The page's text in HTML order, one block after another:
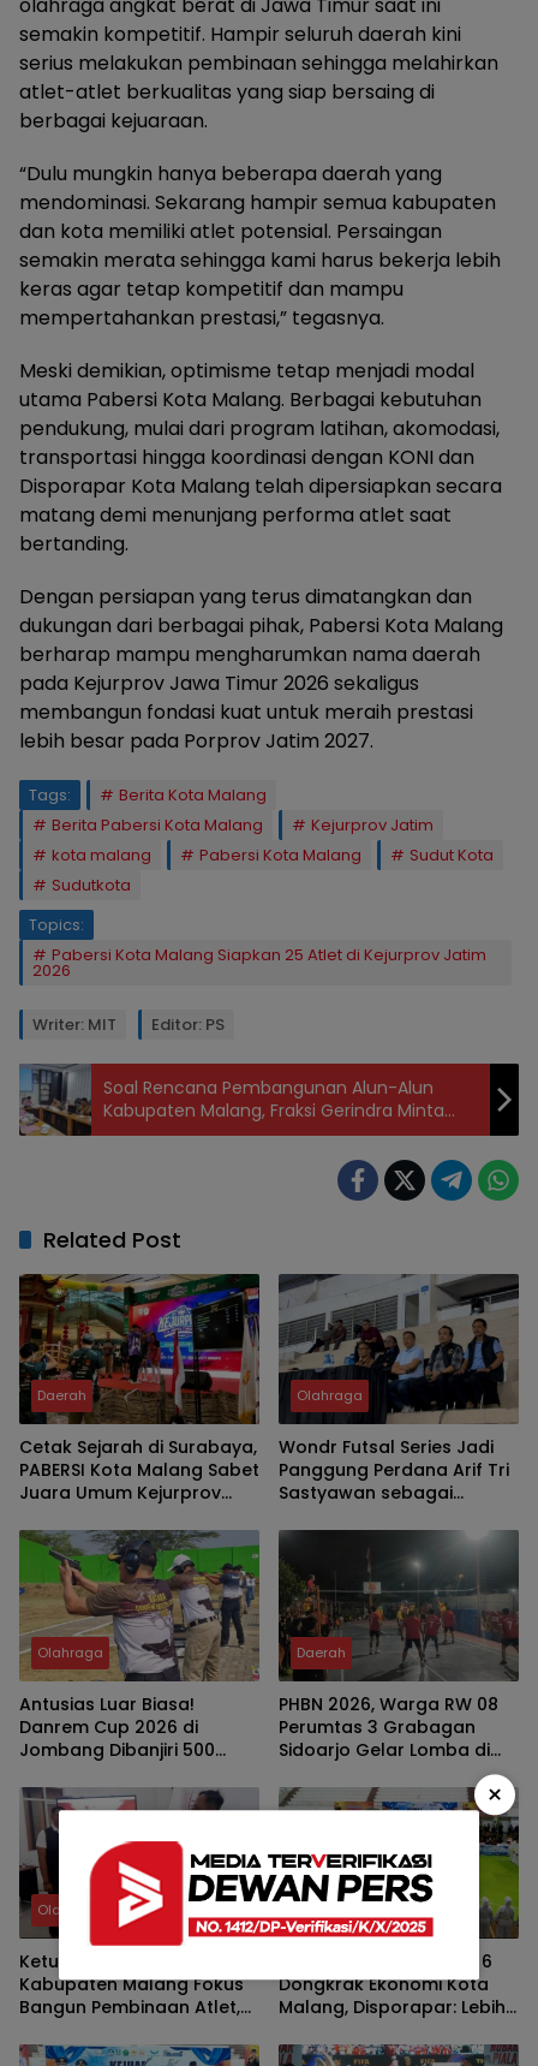
semakin kompetitif. Hampir seluruh daerah kini
serius melakukan pembinaan sehingga melahirkan
atlet-atlet berkualitas yang siap bersaing di
berbagai kejuaraan.
“Dulu mungkin hanya beberapa daerah yang
mendominasi. Sekarang hampir semua kabupaten
dan kota memiliki atlet potensial. Persaingan
semakin merata sehingga kami harus bekerja lebih
keras agar tetap kompetitif dan mampu
mempertahankan prestasi,” tegasnya.
Meski demikian, optimisme tetap menjadi modal
utama Pabersi Kota Malang. Berbagai kebutuhan
pendukung, mulai dari program latihan, akomodasi,
transportasi hingga koordinasi dengan KONI dan
Disporapar Kota Malang telah dipersiapkan secara
matang demi menunjang performa atlet saat
bertanding.
Dengan persiapan yang terus dimatangkan dan
dukungan dari berbagai pihak, Pabersi Kota Malang
berharap mampu mengharumkan nama daerah
pada Kejurprov Jawa Timur 2026 sekaligus
membangun fondasi kuat untuk meraih prestasi
lebih besar pada Porprov Jatim 2027.
Tags:
Berita Kota Malang
Berita Pabersi Kota Malang
Kejurprov Jatim
kota malang
Pabersi Kota Malang
Sudut Kota
Sudutkota
Topics:
Pabersi Kota Malang Siapkan 25 Atlet di Kejurprov Jatim
2026
Writer: MIT Editor: PS
Soal Rencana Pembangunan Alun-Alun
Kabupaten Malang, Fraksi Gerindra Minta
Kajian Lokasi Dilakukan Secara Matang
Related Post
Daerah
Cetak Sejarah di Surabaya,
PABERSI Kota Malang Sabet
Juara Umum Kejurprov
Olahraga
Wondr Futsal Series Jadi
Panggung Perdana Arif Tri
Sastyawan sebagai
Malang
Olahraga
Antusias Luar Biasa!
Danrem Cup 2026 di
Jombang Dibanjiri 500
Bertanding
Daerah
PHBN 2026, Warga RW 08
Perumtas 3 Grabagan
Sidoarjo Gelar Lomba di
Olahraga
Ketua Baru Hapkido
Kabupaten Malang Fokus
Bangun Pembinaan Atlet,
Jatim 2027
Malang Championship 6
Dongkrak Ekonomi Kota
Malang, Disporapar: Lebih
Bersama Keluarga
×